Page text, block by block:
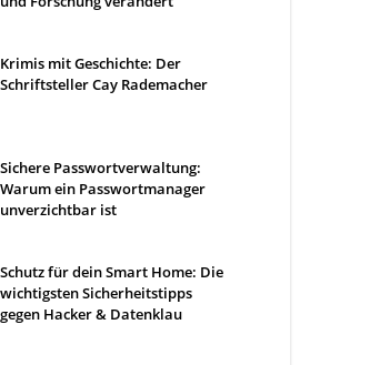
Krimis mit Geschichte: Der
Schriftsteller Cay Rademacher
Sichere Passwortverwaltung:
Warum ein Passwortmanager
unverzichtbar ist
Schutz für dein Smart Home: Die
wichtigsten Sicherheitstipps
gegen Hacker & Datenklau